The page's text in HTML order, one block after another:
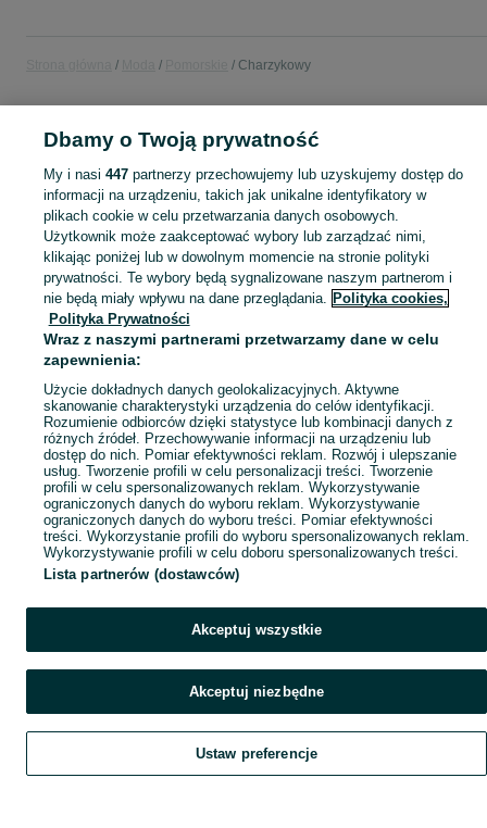
Charzykowy
KATEGORIA
Moda Charzykowy ▶️ Odzież, obuwie, torebki, akcesoria i biżuteria ✅ Nowe i używane w atrakcyjnych cenach ✌ Znajdź najlepsze ogłoszenia na OLX.pl! Zobacz
Mapa kategorii
Mapa miejscowości
Mapa ministron
Szukaj Obserwujesz Dodaj Czat Konto
Dbamy o Twoją prywatność
My i nasi 447partnerzy przechowujemy lub uzyskujemy dostęp do
informacji na urządzeniu, takich jak unikalne identyfikatory w
plikach cookie w celu przetwarzania danych osobowych.
Użytkownik może zaakceptować wybory lub zarządzać nimi,
klikając poniżej lub w dowolnym momencie na stronie polityki
prywatności. Te wybory będą sygnalizowane naszym partnerom i
nie będą miały wpływu na dane przeglądania. Polityka cookies,
Polityka Prywatności
Wraz z naszymi partnerami przetwarzamy dane w celu
zapewnienia:
Użycie dokładnych danych geolokalizacyjnych. Aktywne
skanowanie charakterystyki urządzenia do celów identyfikacji.
Rozumienie odbiorców dzięki statystyce lub kombinacji danych z
różnych źródeł. Przechowywanie informacji na urządzeniu lub
dostęp do nich. Pomiar efektywności reklam. Rozwój i ulepszanie
usług. Tworzenie profili w celu personalizacji treści. Tworzenie
profili w celu spersonalizowanych reklam. Wykorzystywanie
ograniczonych danych do wyboru reklam. Wykorzystywanie
ograniczonych danych do wyboru treści. Pomiar efektywności
treści. Wykorzystanie profili do wyboru spersonalizowanych reklam.
Wykorzystywanie profili w celu doboru spersonalizowanych treści.
Lista partnerów (dostawców)
Akceptuj wszystkie
Akceptuj niezbędne
Ustaw preferencje